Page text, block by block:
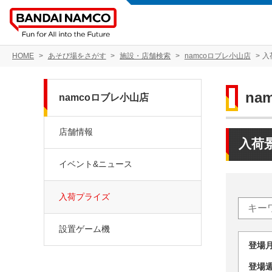
HOME あそび場をさがす 施設・店舗検索 namcoロブレ小山店 入
入荷
登
登
namcoロブレ小山店
店舗情報
イベント&ニュース
入荷プライズ
設置ゲーム機